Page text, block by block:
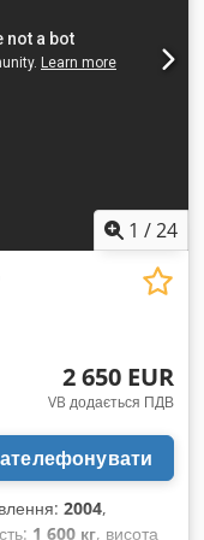
1 /24
2 650 EUR
VB додається ПДВ
2004,
1 600 кг, висота